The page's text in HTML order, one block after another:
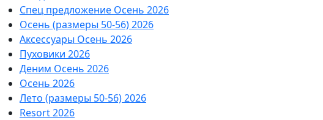
Спец предложение Осень 2026
Осень (размеры 50-56) 2026
Аксессуары Осень 2026
Пуховики 2026
Деним Осень 2026
Осень 2026
Лето (размеры 50-56) 2026
Resort 2026